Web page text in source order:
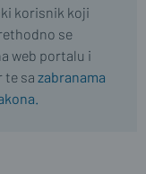
korisnik koji
se
web portalu i
te sa zabranama